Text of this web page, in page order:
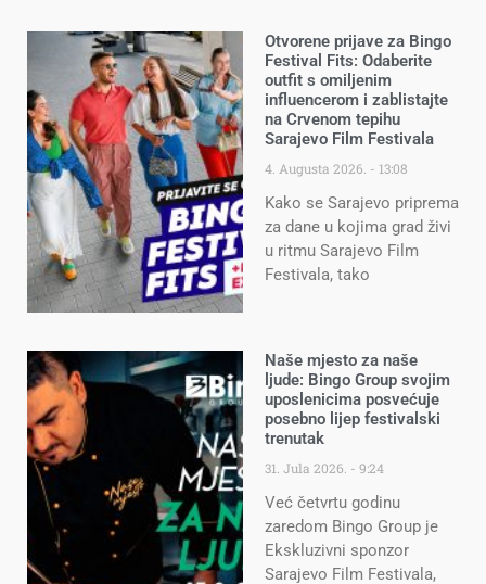
Otvorene prijave za Bingo
Festival Fits: Odaberite
outfit s omiljenim
influencerom i zablistajte
na Crvenom tepihu
Sarajevo Film Festivala
4. Augusta 2026. 13:08
Kako se Sarajevo priprema
za dane u kojima grad živi
u ritmu Sarajevo Film
Festivala, tako
Naše mjesto za naše
ljude: Bingo Group svojim
uposlenicima posvećuje
posebno lijep festivalski
trenutak
31. Jula 2026. 9:24
Već četvrtu godinu
zaredom Bingo Group je
Ekskluzivni sponzor
Sarajevo Film Festivala,